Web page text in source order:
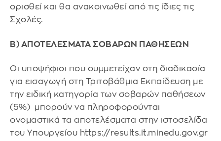
ορισθεί και θα ανακοινωθεί από τις ίδιες τις
Σχολές.
Β) ΑΠΟΤΕΛΕΣΜΑΤΑ ΣΟΒΑΡΩΝ ΠΑΘΗΣΕΩΝ
Οι υποψήφιοι που συμμετείχαν στη διαδικασία
για εισαγωγή στη Τριτοβάθμια Εκπαίδευση με
την ειδική κατηγορία των σοβαρών παθήσεων
(5%) μπορούν να πληροφορούνται
ονομαστικά τα αποτελέσματα στην ιστοσελίδα
του Υπουργείου https://results.it.minedu.gov.gr